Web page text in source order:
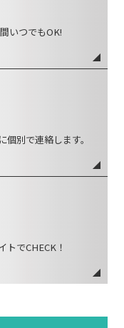
いつでもOK!
別で連絡します。
トでCHECK！